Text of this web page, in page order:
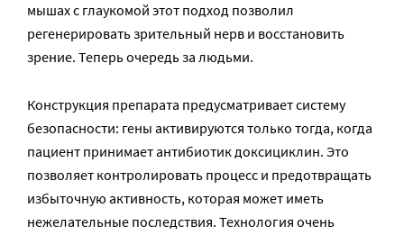
мышах с глаукомой этот подход позволил
регенерировать зрительный нерв и восстановить
зрение. Теперь очередь за людьми.
Конструкция препарата предусматривает систему
безопасности: гены активируются только тогда, когда
пациент принимает антибиотик доксициклин. Это
позволяет контролировать процесс и предотвращать
избыточную активность, которая может иметь
нежелательные последствия. Технология очень